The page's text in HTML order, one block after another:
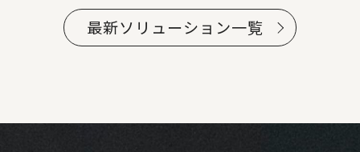
最新ソリューション一覧